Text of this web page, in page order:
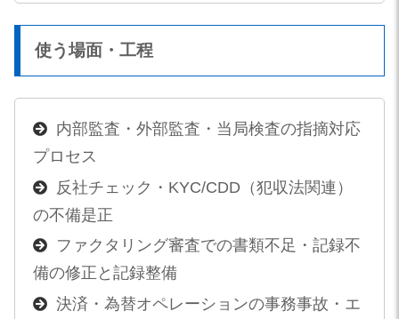
使う場面・工程
内部監査・外部監査・当局検査の指摘対応
プロセス
反社チェック・KYC/CDD（犯収法関連）
の不備是正
ファクタリング審査での書類不足・記録不
備の修正と記録整備
決済・為替オペレーションの事務事故・エ